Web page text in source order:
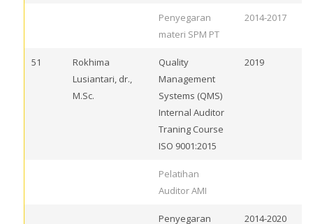
Penyegaran
materi SPM PT
2014-2017
51
Rokhima
Lusiantari, dr.,
M.Sc.
Quality
Management
Systems (QMS)
Internal Auditor
Traning Course
ISO 9001:2015
2019
Pelatihan
Auditor AMI
Penyegaran 2014-2020